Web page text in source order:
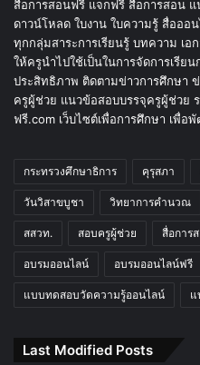
สื่อการสอนฟรี แจกฟรี สื่อการสอน
ดาวน์โหลด ใบงาน ใบความรู้ สื่ออ
ทุกกลุ่มสาระการเรียนรู้ บทความ เอ
ให้ครูนำไปใช้เป็นในการจัดการเรีย
ประสิทธิภาพ ติดตามข่าวการศึกษา
ครูผู้ช่วย แนวข้อสอบบรรจุครูผู้ช่วย
ฟรี.com เว็บไซต์เพื่อการศึกษา เพื่อ
กระทรวงศึกษาธิการ คุรุสภา
วันวิสาขบูชา วิทยาการคำนวณ
สสวท. สอบครูผู้ช่วย สื่อการ
อบรมออนไลน์ อบรมออนไลน์ฟรี
แบบทดสอบวัดความรู้ออนไลน์ แ
Last Modified Posts